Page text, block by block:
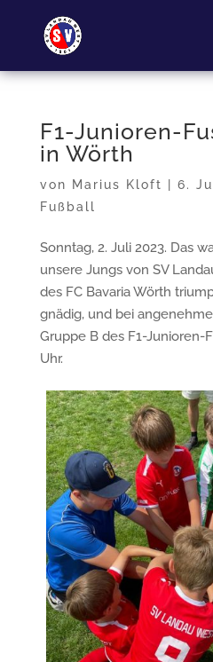
F1-Junioren-
in Wörth
von Marius Kloft 6.
Fußball
Sonntag, 2. Juli 2023. Das
unsere Jungs von SV
des FC Bavaria Wörth
gnädig, und bei
Gruppe B des F1-Junioren-
Uhr.